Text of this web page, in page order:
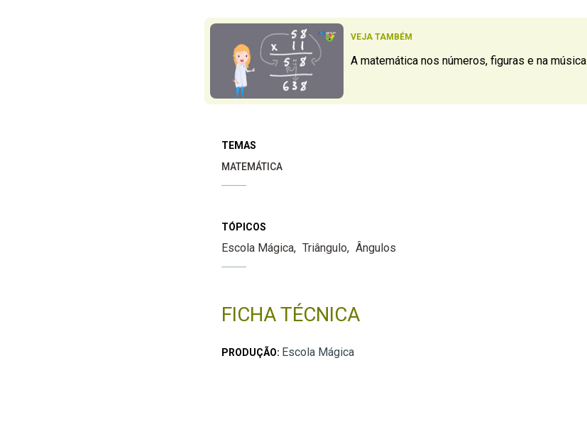
VEJA TAMBÉM
A matemática nos números, figuras e na música
TEMAS
MATEMÁTICA
TÓPICOS
Escola Mágica Triângulo Ângulos
FICHA TÉCNICA
PRODUÇÃO: Escola Mágica